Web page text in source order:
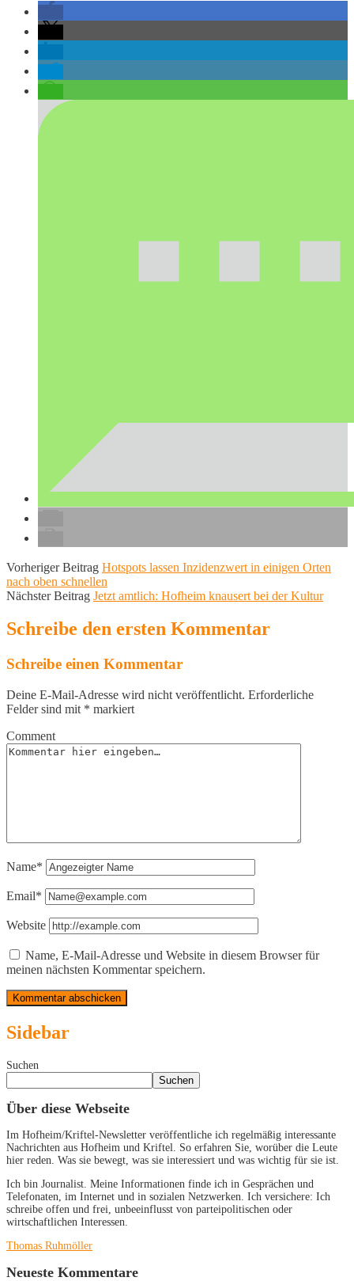
Vorheriger Beitrag Hotspots lassen Inzidenzwert in einigen Orten
nach oben schnellen
Nächster Beitrag Jetzt amtlich: Hofheim knausert bei der Kultur
Schreibe den ersten Kommentar
Schreibe einen Kommentar
Deine E-Mail-Adresse wird nicht veröffentlicht. Erforderliche
Felder sind mit * markiert
Comment
Name*
Email*
Website
Name, E-Mail-Adresse und Website in diesem Browser für
meinen nächsten Kommentar speichern.
Sidebar
Suchen
Suchen
Über diese Webseite
Im Hofheim/Kriftel-Newsletter veröffentliche ich regelmäßig interessante
Nachrichten aus Hofheim und Kriftel. So erfahren Sie, worüber die Leute
hier reden. Was sie bewegt, was sie interessiert und was wichtig für sie ist.
Ich bin Journalist. Meine Informationen finde ich in Gesprächen und
Telefonaten, im Internet und in sozialen Netzwerken. Ich versichere: Ich
schreibe offen und frei, unbeeinflusst von parteipolitischen oder
wirtschaftlichen Interessen.
Thomas Ruhmöller
Neueste Kommentare